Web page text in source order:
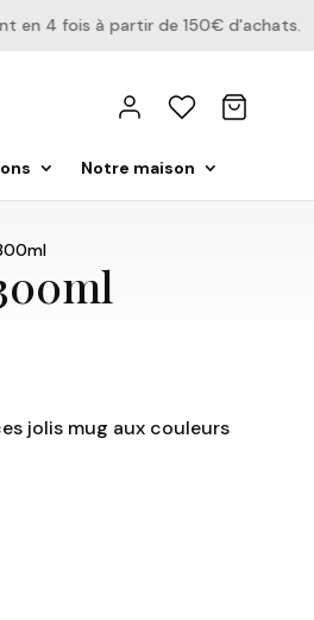
4 fois à partir de 150€ d'achats.
Notre maison
jolis mug aux couleurs